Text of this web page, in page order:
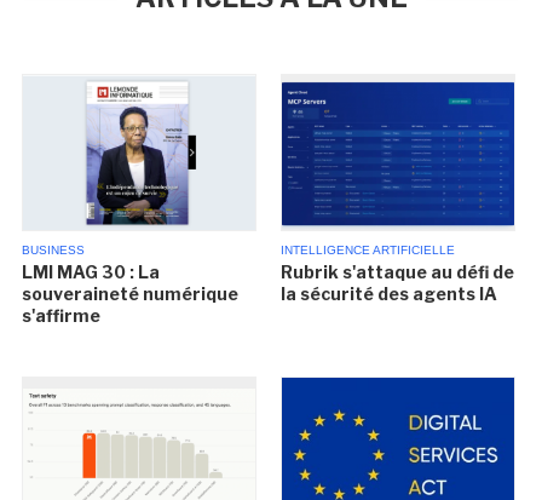
BUSINESS
LMI MAG 30 : La
souveraineté numérique
s'affirme
INTELLIGENCE ARTIFICIELLE
Rubrik s'attaque au défi de
la sécurité des agents IA